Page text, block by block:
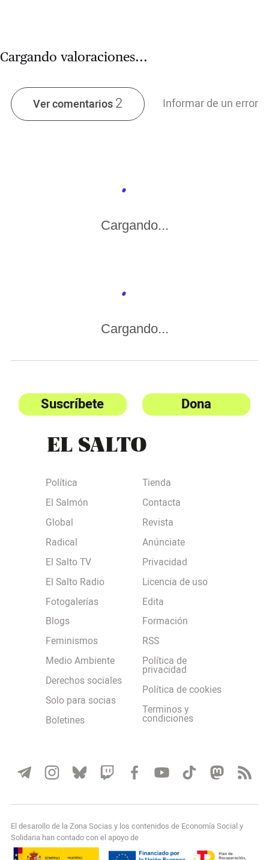
Cargando valoraciones...
Ver comentarios2 Informar de un error
Cargando...
Cargando...
Suscríbete Dona
Política
El Salmón
Global
Radical
El Salto TV
El Salto Radio
Fotogalerías
Blogs
Feminismos
Medio Ambiente
Derechos sociales
Solo para socias
Boletines
Tienda
Contacta
Revista
Anúnciate
Privacidad
Licencia de uso
Edita
Formación
RSS
Política de
privacidad
Política de cookies
Terminos y
condiciones
El desarollo de la Zona Socias y los contenidos de Economía Social y
Solidaria han contado con el apoyo de